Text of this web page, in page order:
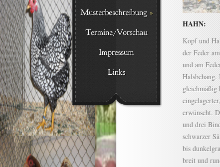
HAHN:
Kopf und
der Feder
und am
gleichmäßig
erwünscht.
und drei
schwarzer
bis
breit und